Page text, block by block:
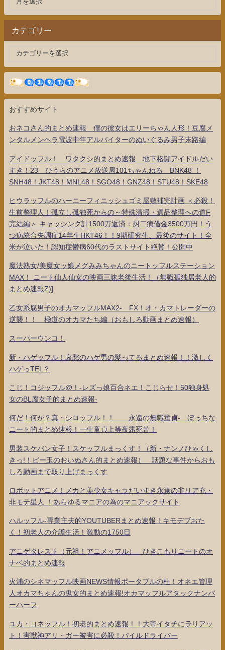
カテゴリー
おすすめサイト
おネコさん的まとめ速報 僕の彼女はエリーちゃん人形！豆腐メ
ンタルメンヘラ電波中年アルバイターのぬいぐるみ男子末路編
アイドッフル！ ワタクシ的まとめ速報 地下格闘アイドルだい
すき！23 ひうらのアニメ放送局101ちゃんねる BNK48 ！
SNH48！JKT48！MNL48！SGO48！GNZ48！STU48！SKE48
ヒウラッフルのハーニーフィニッシュゴミ屋敷補完計画 ＜必殺！
生前整理人！孤立し孤独死からの～特殊清掃・遺品整理への道F
完結編＞ キャッシング計1500万返済：厨二病借金3500万円！う
つ病統合失調症14年生HKT46！！9期研究生、最後のサイト！全
米が泣いた！認知症鬱病60代のラストサイト絶賛！公開中
魔法熟女/美魔女ッ娘メグみみちゃんのニートッフルステーション
MAX！ ニート仙人仙女の映画三昧老後生活！（無職孤独居老人的
まとめ速報Z)]
乙女系腐男子のオカマッフルMAX2- FX！オ・カマトレーダーの
逆襲！！ 極道のオカマたち編（おもしろ動画まとめ速報）
スーパーウンコ！
新・ハゲッフル！哀愁のハゲ男の髪ってるまとめ速報！！激しく
ハゲっTEL？
こじ！コジッフル@！-レズっ娘百合ネエ！こじらせ！50独身処
女のBL腐女子的まとめ速報-
何だ！何が？真・シロッフル！！ 永遠の無職童貞- ぼっちな
ニート的まとめ速報！一生童貞上等夜露死苦！
男装スケバン女子！スケッフルまっくす！（新・ナンノひゃくし
きっ!！ビー玉のおいぬさん的まとめ速報） 話題な事件からおも
しろ動画まで取り上げまっくす
ロボットアニメ！メカと美少女キャラだいすき永遠の非リア充・
非モテ星人 ！あらゆるマニアの為のマニアックサイト
ハルッフル-専業主夫的YOUTUBERまとめ速報！キモデブおた
く！初老人の介護生活！激動の1750日
アニゲタレスト（元祖！アニメッフル） ひきこもりニートのオ
ナベ的まとめ速報
火浦のシネマッフル映画NEWS情報ポータブルの杜！オネエ管理
人オカマちゃんの鬼女的まとめ速報!オカマッフルアタックナンバ
ーハーフ
ユカ・ヨネッフル！初老的まとめ速報！！大帝イタチにラリアッ
ト！害獣神アリ・ガー被害に必殺！パイルドライバー